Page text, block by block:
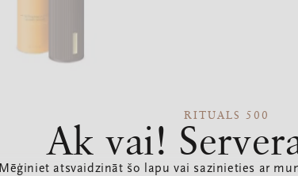
RITUALS 500
Ak vai!
Mēģiniet atsvaidzināt šo lapu vai sazinieties ar